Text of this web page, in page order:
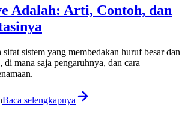
Adalah: Arti, Contoh, dan
sifat sistem yang membedakan huruf besar dan
mana saja pengaruhnya, dan cara
Baca selengkapnya